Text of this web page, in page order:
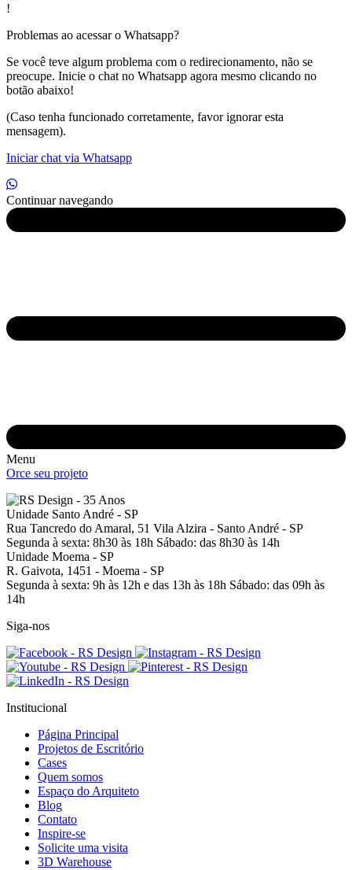
!
Problemas ao acessar o Whatsapp?
Se você teve algum problema com o redirecionamento, não se
preocupe. Inicie o chat no Whatsapp agora mesmo clicando no
botão abaixo!
(Caso tenha funcionado corretamente, favor ignorar esta
mensagem).
Iniciar chat via Whatsapp
Continuar navegando
Menu
Orce seu projeto
Unidade Santo André - SP
Rua Tancredo do Amaral, 51 Vila Alzira - Santo André - SP
Segunda à sexta: 8h30 às 18h Sábado: das 8h30 às 14h
Unidade Moema - SP
R. Gaivota, 1451 - Moema - SP
Segunda à sexta: 9h às 12h e das 13h às 18h Sábado: das 09h às
14h
Siga-nos
Institucional
Página Principal
Projetos de Escritório
Cases
Quem somos
Espaço do Arquiteto
Blog
Contato
Inspire-se
Solicite uma visita
3D Warehouse